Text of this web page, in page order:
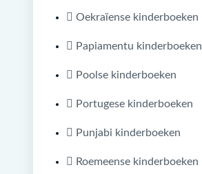
Oekraïense kinderboeken
Papiamentu kinderboeken
Poolse kinderboeken
Portugese kinderboeken
Punjabi kinderboeken
Roemeense kinderboeken